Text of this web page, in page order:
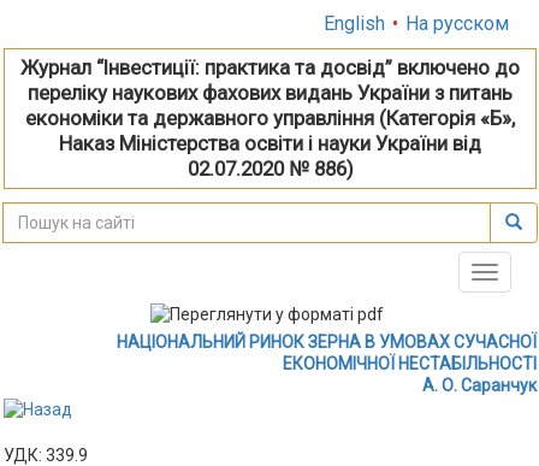
English • На русском
Журнал “Інвестиції: практика та досвід” включено до
переліку наукових фахових видань України з питань
економіки та державного управління (Категорія «Б»,
Наказ Міністерства освіти і науки України від
02.07.2020 № 886)
Toggle
НАЦІОНАЛЬНИЙ РИНОК ЗЕРНА В УМОВАХ СУЧАСНОЇ
ЕКОНОМІЧНОЇ НЕСТАБІЛЬНОСТІ
А. О. Саранчук
УДК: 339.9